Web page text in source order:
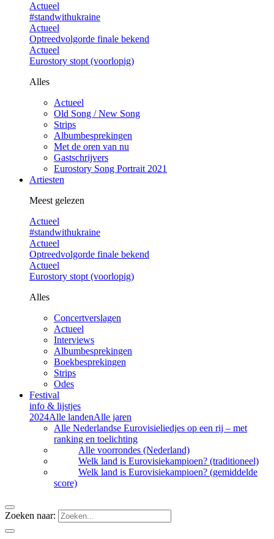
Actueel
#standwithukraine
Actueel
Optreedvolgorde finale bekend
Actueel
Eurostory stopt (voorlopig)
Alles
Actueel
Old Song / New Song
Strips
Albumbesprekingen
Met de oren van nu
Gastschrijvers
Eurostory Song Portrait 2021
Artiesten
Meest gelezen
Actueel
#standwithukraine
Actueel
Optreedvolgorde finale bekend
Actueel
Eurostory stopt (voorlopig)
Alles
Concertverslagen
Actueel
Interviews
Albumbesprekingen
Boekbesprekingen
Strips
Odes
Festival
info & lijstjes
2024Alle landenAlle jaren
Alle Nederlandse Eurovisieliedjes op een rij – met
ranking en toelichting
Alle voorrondes (Nederland)
Welk land is Eurovisiekampioen? (traditioneel)
Welk land is Eurovisiekampioen? (gemiddelde
score)
Zoeken naar: